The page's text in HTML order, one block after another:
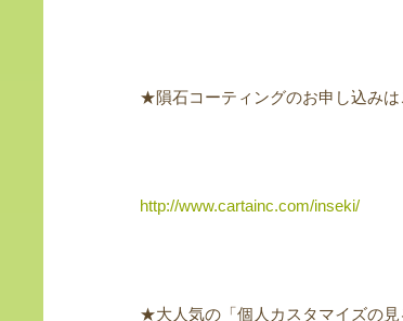
★隕石コーティングのお申し込みは
http://www.cartainc.com/inseki/
★大人気の「個人カスタマイズの見